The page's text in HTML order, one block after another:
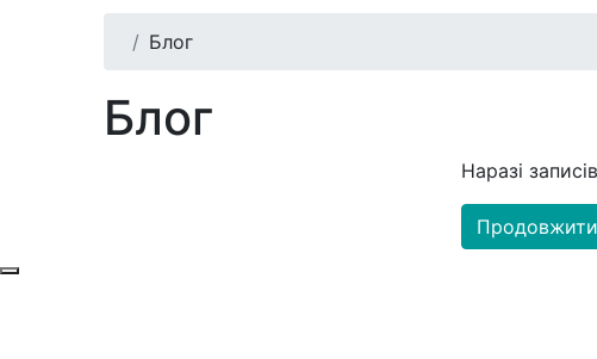
Блог
Блог
Наразі
Продовжити